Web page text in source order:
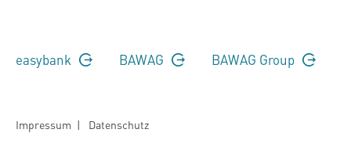
easybank BAWAG BAWAG Group
Impressum | Datenschutz